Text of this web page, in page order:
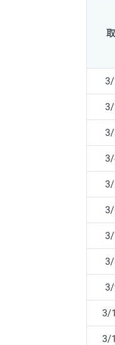
3/
3/